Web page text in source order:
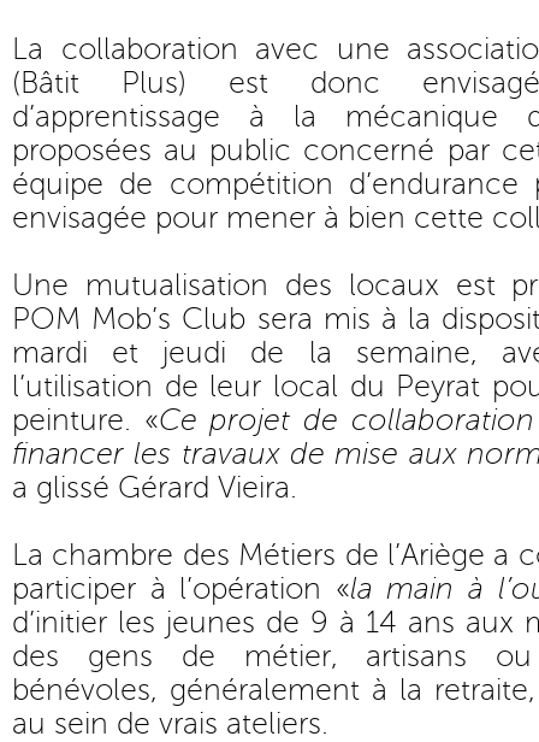
La collaboration avec une
(Bâtit Plus) est donc
d’apprentissage à la mécanique
proposées au public concerné par
équipe de compétition
envisagée pour mener à bien cette
Une mutualisation des locaux est
POM Mob’s Club sera mis à la
mardi et jeudi de la semaine,
l’utilisation de leur local du Peyrat
peinture. «Ce projet de
financer les travaux de mise aux
a glissé Gérard Vieira.
La chambre des Métiers de l’Ariège a
participer à l’opération «la main à
d’initier les jeunes de 9 à 14 ans aux
des gens de métier, artisans ou
bénévoles, généralement à la
au sein de vrais ateliers.